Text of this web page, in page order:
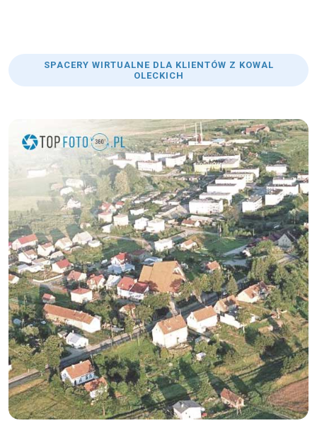
SPACERY WIRTUALNE DLA KLIENTÓW Z KOWAL
OLECKICH